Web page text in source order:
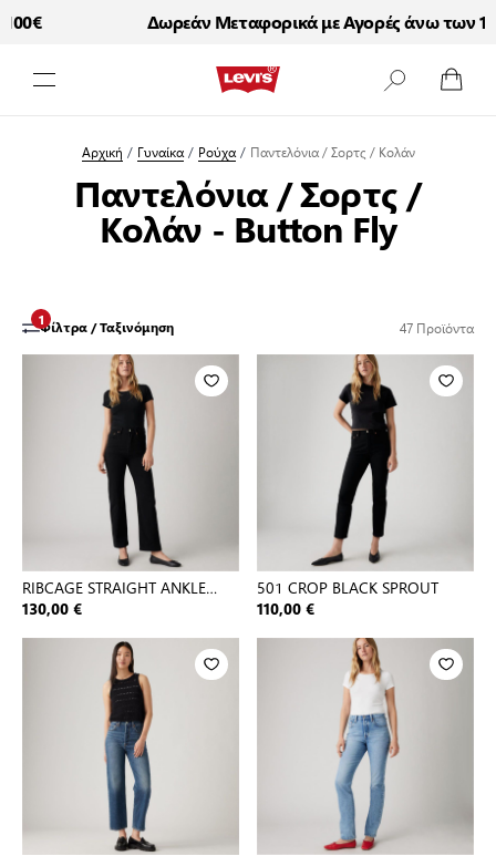
Δωρεάν Μεταφορικά με Αγορές άνω των 100€
Αρχική / Γυναίκα / Ρούχα / Παντελόνια / Σορτς / Κολάν
Παντελόνια / Σορτς /
Κολάν - Button Fly
Φίλτρα / Ταξινόμηση
1 47Προϊόντα
RIBCAGE STRAIGHT ANKLE
BLACK S
130,00 €
501 CROP BLACK SPROUT
110,00 €